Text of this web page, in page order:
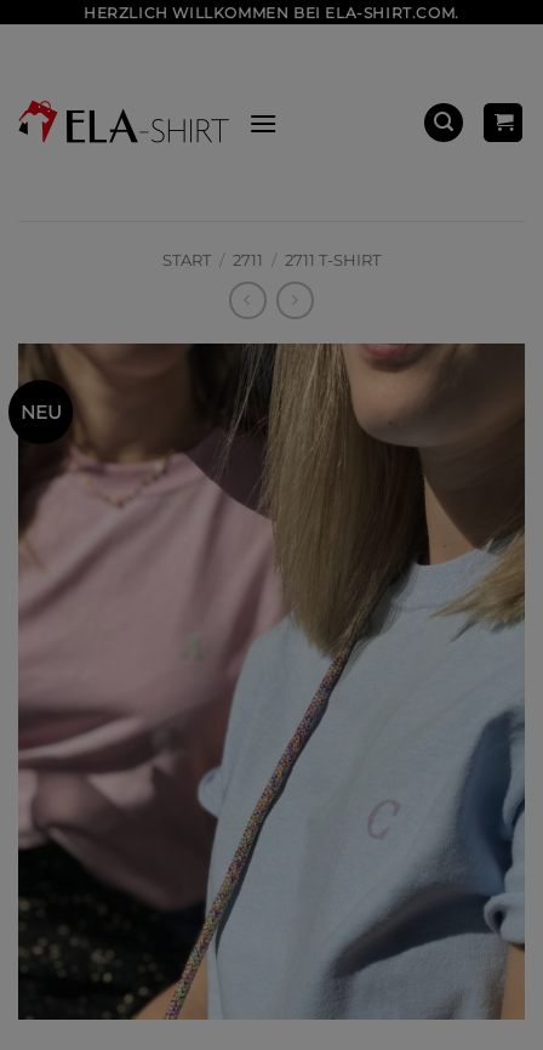
HERZLICH WILLKOMMEN BEI ELA-SHIRT.COM.
START / 2711 / 2711 T-SHIRT
NEU